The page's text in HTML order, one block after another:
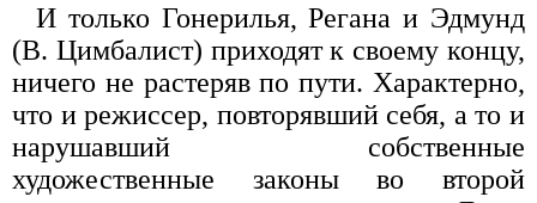
И только Гонерилья, Регана и Эдмунд
(В. Цимбалист) приходят к своему концу,
ничего не растеряв по пути. Характерно,
что и режиссер, повторявший себя, а то и
нарушавший собственные
художественные законы во второй